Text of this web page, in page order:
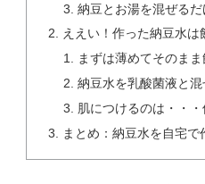
納豆とお湯を混ぜるだ
ええい！作った納豆水は
まずは薄めてそのま
納豆水を乳酸菌液と
肌につけるのは・・
まとめ：納豆水を自宅で